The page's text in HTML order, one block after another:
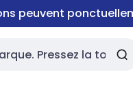
peuvent